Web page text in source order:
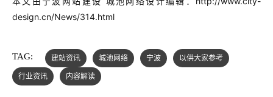
design.cn/News/314.html
TAG: 建站资讯 城池网络 宁波
以供大家参考
行业资讯
内容解读